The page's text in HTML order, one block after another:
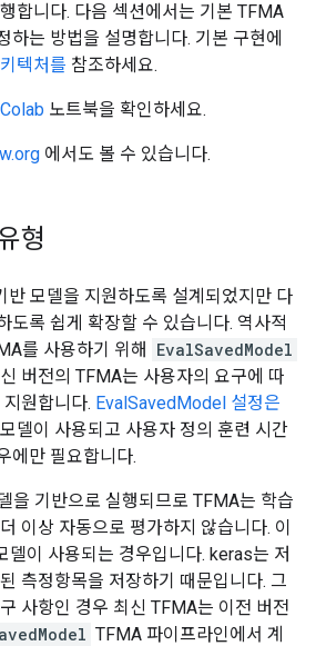
합니다. 다음 섹션에서는 기본 TFMA
하는 방법을 설명합니다. 기본 구현에
텍처를 참조하세요.
Colab 노트북을 확인하세요.
에서도 볼 수 있습니다.
형
반 모델을 지원하도록 설계되었지만 다
도록 쉽게 확장할 수 있습니다. 역사적
를 사용하기 위해
EvalSavedModel
버전의 TFMA는 사용자의 요구에 따
원합니다. EvalSavedModel 설정은
델이 사용되고 사용자 정의 훈련 시간
에만 필요합니다.
을 기반으로 실행되므로 TFMA는 학습
이상 자동으로 평가하지 않습니다. 이
델이 사용되는 경우입니다. keras는 저
측정항목을 저장하기 때문입니다. 그
사항인 경우 최신 TFMA는 이전 버전
TFMA 파이프라인에서 계